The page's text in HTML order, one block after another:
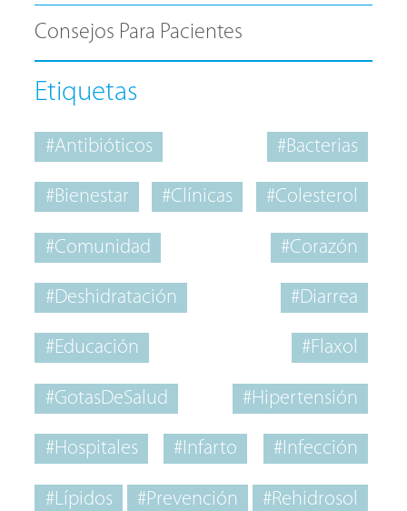
Consejos Para Pacientes
Etiquetas
#Antibióticos #Bacterias
#Bienestar #Clínicas #Colesterol
#Comunidad #Corazón
#Deshidratación #Diarrea
#Educación #Flaxol
#GotasDeSalud #Hipertensión
#Hospitales #Infarto #Infección
#Lípidos #Prevención #Rehidrosol